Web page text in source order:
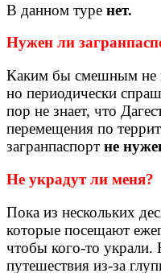
В данном туре нет.
Нужен ли
Каким бы смешным не
но периодически
пор не знает, что
перемещения по
загранпаспорт не
Не украдут ли меня?
Пока из нескольких
которые посещают
чтобы кого-то украли.
путешествия из-за